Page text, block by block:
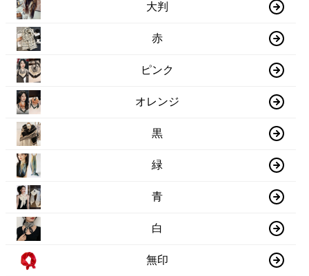
大判
赤
ピンク
オレンジ
黒
緑
青
白
無印